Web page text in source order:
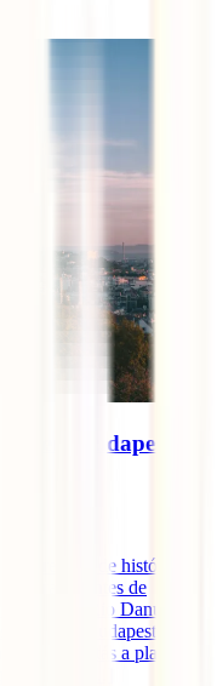
em Budapeste
repleta de história,
para amantes de
sobre o Rio Danúbio,
Budapeste
Se estás a planear
tenhas [...]